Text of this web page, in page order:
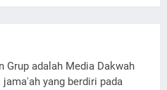
Grup adalah Media Dakwah
yang berdiri pada